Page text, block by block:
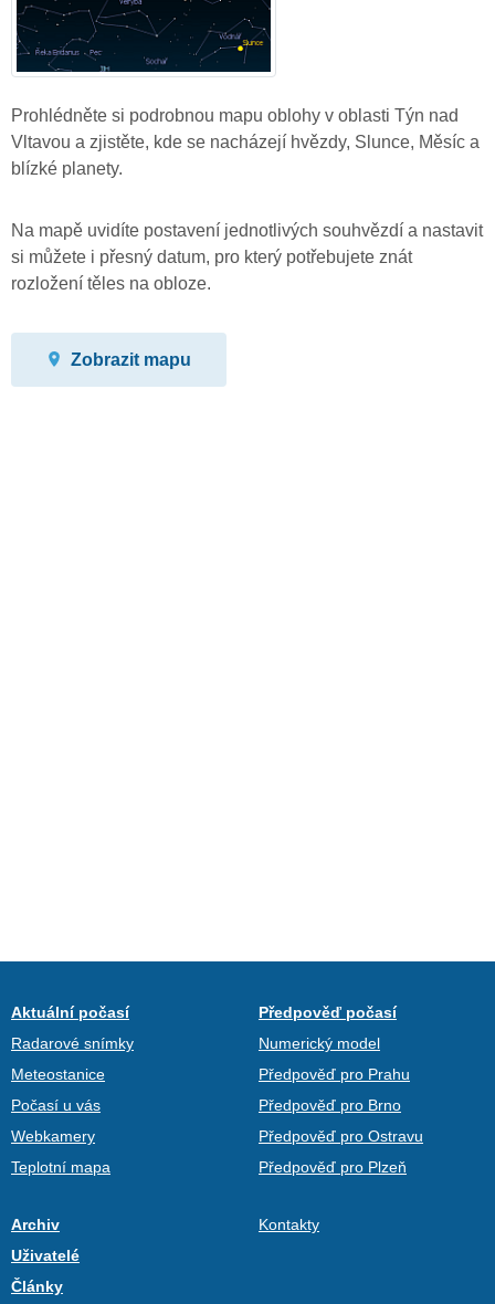
Prohlédněte si podrobnou mapu oblohy v oblasti Týn nad
Vltavou a zjistěte, kde se nacházejí hvězdy, Slunce, Měsíc a
blízké planety.
Na mapě uvidíte postavení jednotlivých souhvězdí a nastavit
si můžete i přesný datum, pro který potřebujete znát
rozložení těles na obloze.
Zobrazit mapu
Aktuální počasí
Radarové snímky
Meteostanice
Počasí u vás
Webkamery
Teplotní mapa
Předpověď počasí
Numerický model
Předpověď pro Prahu
Předpověď pro Brno
Předpověď pro Ostravu
Předpověď pro Plzeň
Archiv
Uživatelé
Články
Kontakty